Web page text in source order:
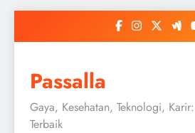
Passalla
Gaya, Kesehatan, Teknologi,
Terbaik